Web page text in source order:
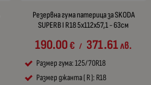
Резервна гума патерица за SKODA
SUPERB I R18 5x112x57,1 - 63см
190.00€ / 371.61лв.
Размер гума: 125/70R18
Размер джанта ( R ): R18